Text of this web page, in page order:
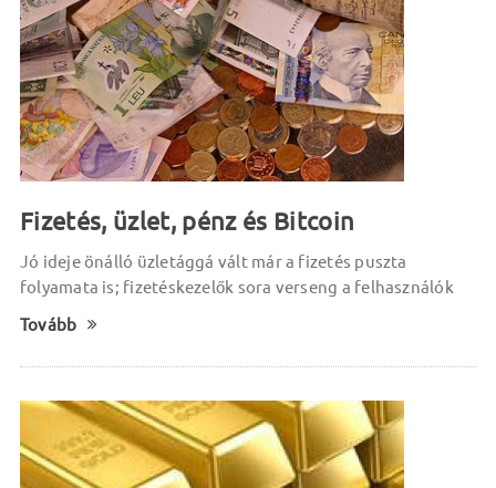
Fizetés, üzlet, pénz és Bitcoin
Jó ideje önálló üzletággá vált már a fizetés puszta
folyamata is; fizetéskezelők sora verseng a felhasználók
Tovább